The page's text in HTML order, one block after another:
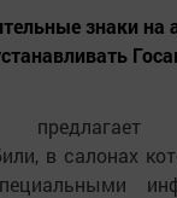
знаки на
предлагает
в салонах